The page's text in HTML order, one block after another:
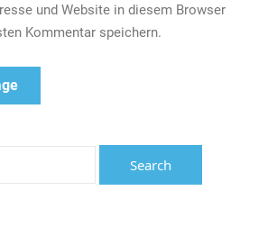
und Website in diesem Browser
Kommentar speichern.